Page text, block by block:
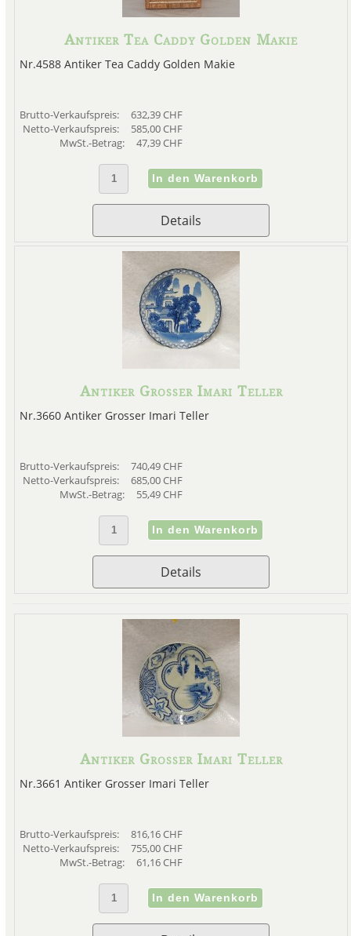
Antiker Tea Caddy Golden Makie
Nr.4588 Antiker Tea Caddy Golden Makie
Brutto-Verkaufspreis:
632,39 CHF
Netto-Verkaufspreis:
585,00 CHF
MwSt.-Betrag:
47,39 CHF
Details
Antiker Grosser Imari Teller
Nr.3660 Antiker Grosser Imari Teller
Brutto-Verkaufspreis:
740,49 CHF
Netto-Verkaufspreis:
685,00 CHF
MwSt.-Betrag:
55,49 CHF
Details
Antiker Grosser Imari Teller
Nr.3661 Antiker Grosser Imari Teller
Brutto-Verkaufspreis:
816,16 CHF
Netto-Verkaufspreis:
755,00 CHF
MwSt.-Betrag:
61,16 CHF